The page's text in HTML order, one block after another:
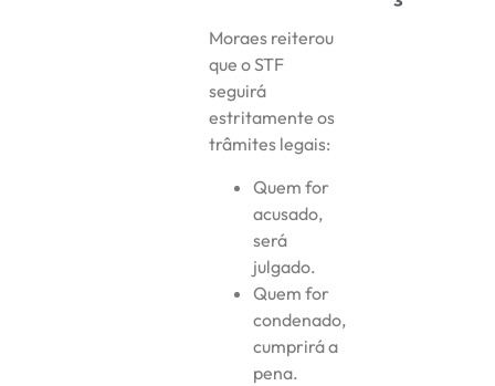
Moraes reiterou
que o STF
seguirá
estritamente os
trâmites legais:
Quem for
acusado,
será
julgado.
Quem for
condenado,
cumprirá a
pena.